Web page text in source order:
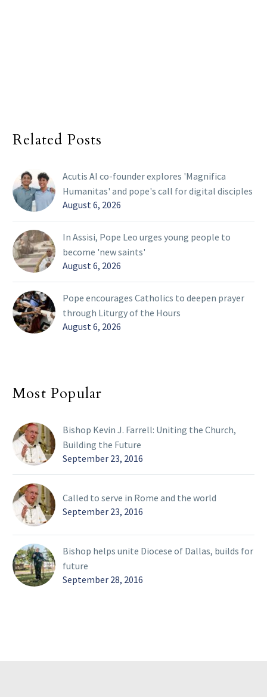
Related Posts
Acutis AI co-founder explores 'Magnifica
Humanitas' and pope's call for digital disciples
August 6, 2026
In Assisi, Pope Leo urges young people to
become 'new saints'
August 6, 2026
Pope encourages Catholics to deepen prayer
through Liturgy of the Hours
August 6, 2026
Most Popular
Bishop Kevin J. Farrell: Uniting the Church,
Building the Future
September 23, 2016
Called to serve in Rome and the world
September 23, 2016
Bishop helps unite Diocese of Dallas, builds for
future
September 28, 2016